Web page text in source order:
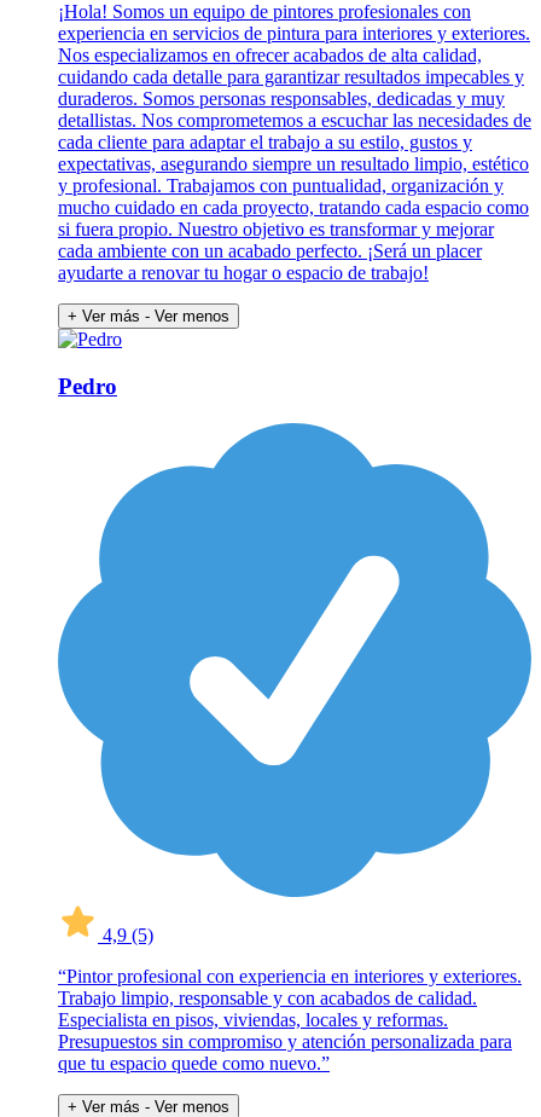
¡Hola! Somos un equipo de pintores profesionales con
experiencia en servicios de pintura para interiores y exteriores.
Nos especializamos en ofrecer acabados de alta calidad,
cuidando cada detalle para garantizar resultados impecables y
duraderos. Somos personas responsables, dedicadas y muy
detallistas. Nos comprometemos a escuchar las necesidades de
cada cliente para adaptar el trabajo a su estilo, gustos y
expectativas, asegurando siempre un resultado limpio, estético
y profesional. Trabajamos con puntualidad, organización y
mucho cuidado en cada proyecto, tratando cada espacio como
si fuera propio. Nuestro objetivo es transformar y mejorar
cada ambiente con un acabado perfecto. ¡Será un placer
ayudarte a renovar tu hogar o espacio de trabajo!
+ Ver más - Ver menos
Pedro
4,9 (5)
“Pintor profesional con experiencia en interiores y exteriores.
Trabajo limpio, responsable y con acabados de calidad.
Especialista en pisos, viviendas, locales y reformas.
Presupuestos sin compromiso y atención personalizada para
que tu espacio quede como nuevo.”
+ Ver más - Ver menos